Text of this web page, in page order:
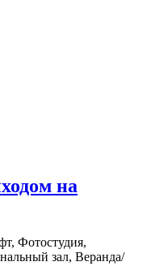
на
Фотостудия,
зал, Веранда/